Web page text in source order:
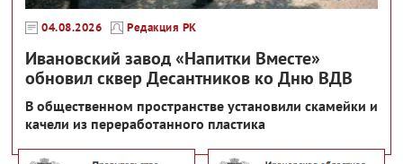
04.08.2026 Редакция РК
Ивановский завод «Напитки Вместе»
обновил сквер Десантников ко Дню ВДВ
В общественном пространстве установили скамейки и
качели из переработанного пластика